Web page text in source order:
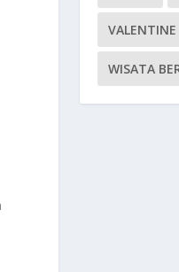
VALENTINE
WISATA